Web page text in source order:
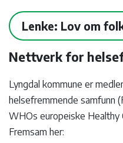
Lenke: Lov om
Nettverk for
Lyngdal kommune er
helsefremmende samfunn
WHOs europeiske Healthy
Fremsam her: